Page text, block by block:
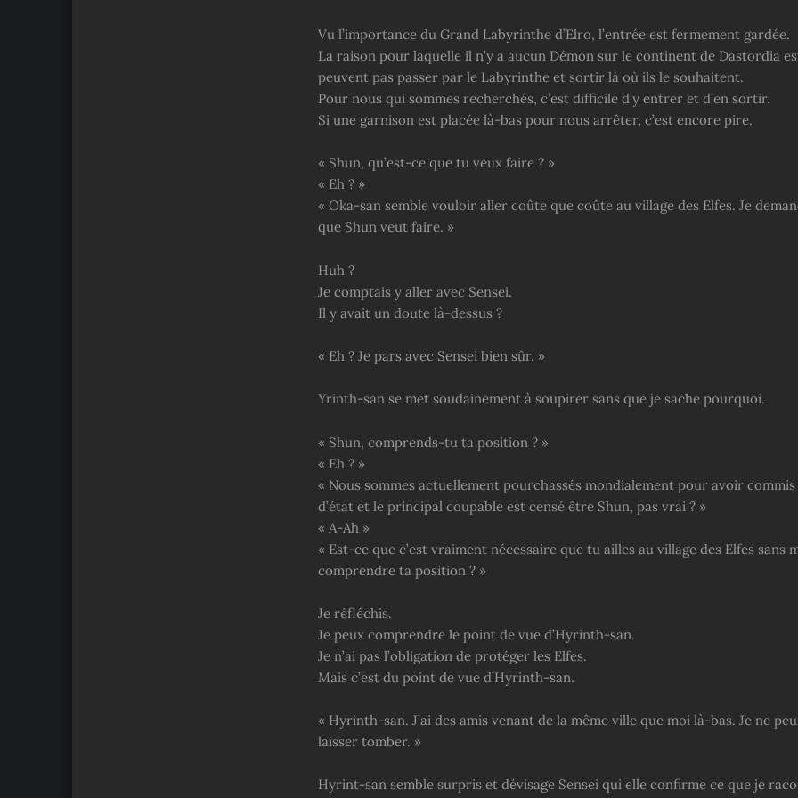
Vu l’importance du Grand Labyrinthe d’Elro, l’entrée est fermement gardée.
La raison pour laquelle il n’y a aucun Démon sur le continent de Dastordia
peuvent pas passer par le Labyrinthe et sortir là où ils le souhaitent.
Pour nous qui sommes recherchés, c’est difficile d’y entrer et d’en sortir.
Si une garnison est placée là-bas pour nous arrêter, c’est encore pire.
« Shun, qu’est-ce que tu veux faire ? »
« Eh ? »
« Oka-san semble vouloir aller coûte que coûte au village des Elfes. Je
que Shun veut faire. »
Huh ?
Je comptais y aller avec Sensei.
Il y avait un doute là-dessus ?
« Eh ? Je pars avec Sensei bien sûr. »
Yrinth-san se met soudainement à soupirer sans que je sache pourquoi.
« Shun, comprends-tu ta position ? »
« Eh ? »
« Nous sommes actuellement pourchassés mondialement pour avoir
d’état et le principal coupable est censé être Shun, pas vrai ? »
« A-Ah »
« Est-ce que c’est vraiment nécessaire que tu ailles au village des Elfes sans
comprendre ta position ? »
Je réfléchis.
Je peux comprendre le point de vue d’Hyrinth-san.
Je n’ai pas l’obligation de protéger les Elfes.
Mais c’est du point de vue d’Hyrinth-san.
« Hyrinth-san. J’ai des amis venant de la même ville que moi là-bas. Je ne
laisser tomber. »
Hyrint-san semble surpris et dévisage Sensei qui elle confirme ce que je